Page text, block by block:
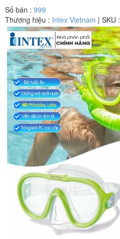
Số bán : 999
Thương hiệu : Intex Vietnam | SKU :